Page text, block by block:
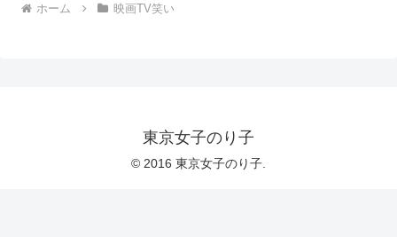
ホーム 映画TV笑い
東京女子のり子
© 2016 東京女子のり子.